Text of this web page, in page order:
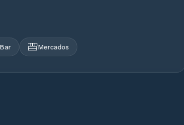
Bar Mercados